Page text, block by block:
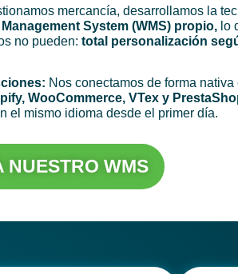
mercancía, desarrollamos la
System (WMS) propio, lo
no pueden: total personalización
Nos conectamos de forma
WooCommerce, VTex y
el mismo idioma desde el primer día.
NUESTRO WMS